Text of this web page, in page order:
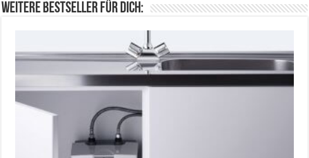
Weitere Bestseller für dich: